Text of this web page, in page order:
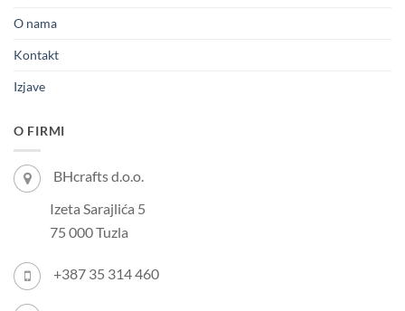
O nama
Kontakt
Izjave
O FIRMI
BHcrafts d.o.o.
Izeta Sarajlića 5
75 000 Tuzla
+387 35 314 460